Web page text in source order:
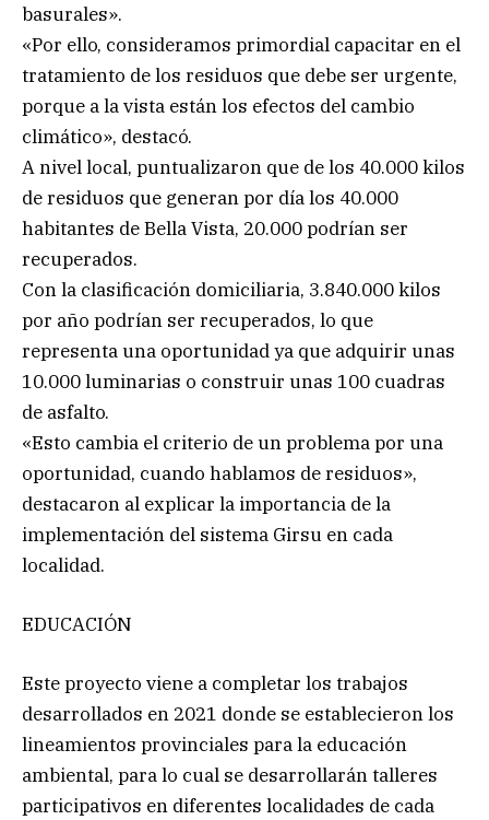
basurales».
«Por ello, consideramos primordial capacitar en el
tratamiento de los residuos que debe ser urgente,
porque a la vista están los efectos del cambio
climático», destacó.
A nivel local, puntualizaron que de los 40.000 kilos
de residuos que generan por día los 40.000
habitantes de Bella Vista, 20.000 podrían ser
recuperados.
Con la clasificación domiciliaria, 3.840.000 kilos
por año podrían ser recuperados, lo que
representa una oportunidad ya que adquirir unas
10.000 luminarias o construir unas 100 cuadras
de asfalto.
«Esto cambia el criterio de un problema por una
oportunidad, cuando hablamos de residuos»,
destacaron al explicar la importancia de la
implementación del sistema Girsu en cada
localidad.
EDUCACIÓN
Este proyecto viene a completar los trabajos
desarrollados en 2021 donde se establecieron los
lineamientos provinciales para la educación
ambiental, para lo cual se desarrollarán talleres
participativos en diferentes localidades de cada